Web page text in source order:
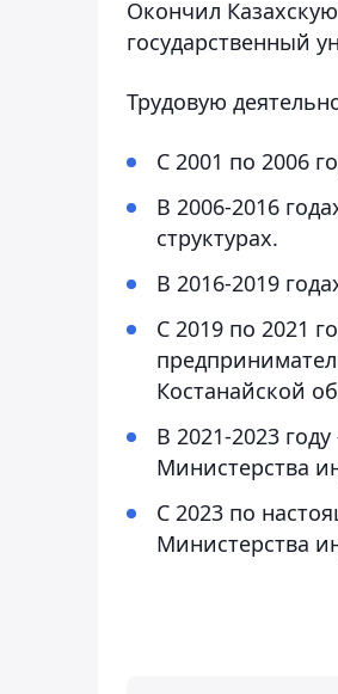
Окончил
государственный
Трудовую
С 2001 по 2006
В 2006-2016
структурах.
В 2016-2019
С 2019 по 2021
Костанайской
В 2021-2023
Министерства
С 2023 по
Министерства